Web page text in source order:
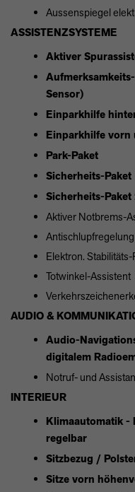
Aussenspiegel
ASSISTENZSYSTEME
Aktiver
Sensor)
Einparkhilfe
Einparkhilfe vorn
Park-Paket
Sicherheits-Paket
Sicherheits-Paket
Aktiver Notbrems-
Elektron.
Totwinkel-Assistent
AUDIO &
Audio-
digitalem
Notruf- und
INTERIEUR
Klimaautomatik -
regelbar
Sitzbezug /
Sitze vorn